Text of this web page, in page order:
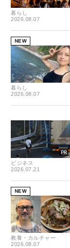
暮らし
2026.08.07
NEW
暮らし
2026.08.07
ビジネス
2026.07.21
NEW
教養・カルチャー
2026.08.07